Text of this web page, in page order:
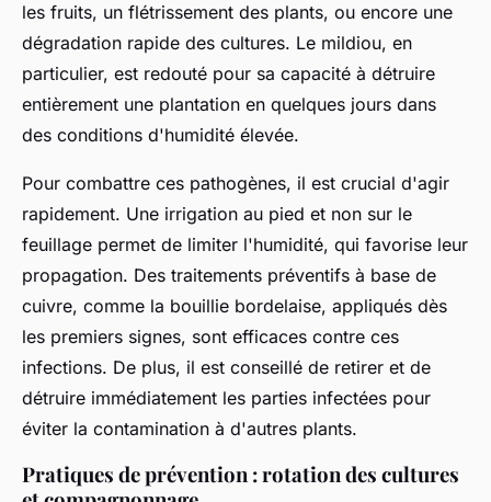
les fruits, un flétrissement des plants, ou encore une
dégradation rapide des cultures. Le mildiou, en
particulier, est redouté pour sa capacité à détruire
entièrement une plantation en quelques jours dans
des conditions d'humidité élevée.
Pour combattre ces pathogènes, il est crucial d'agir
rapidement. Une irrigation au pied et non sur le
feuillage permet de limiter l'humidité, qui favorise leur
propagation. Des traitements préventifs à base de
cuivre, comme la bouillie bordelaise, appliqués dès
les premiers signes, sont efficaces contre ces
infections. De plus, il est conseillé de retirer et de
détruire immédiatement les parties infectées pour
éviter la contamination à d'autres plants.
Pratiques de prévention : rotation des cultures